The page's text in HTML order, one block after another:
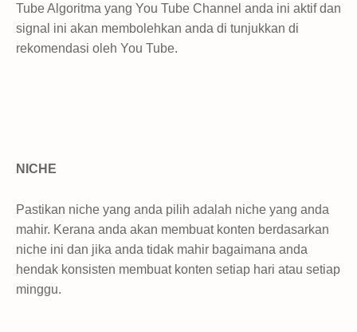
Tube Algoritma yang You Tube Channel anda ini aktif dan
signal ini akan membolehkan anda di tunjukkan di
rekomendasi oleh You Tube.
NICHE
Pastikan niche yang anda pilih adalah niche yang anda
mahir. Kerana anda akan membuat konten berdasarkan
niche ini dan jika anda tidak mahir bagaimana anda
hendak konsisten membuat konten setiap hari atau setiap
minggu.